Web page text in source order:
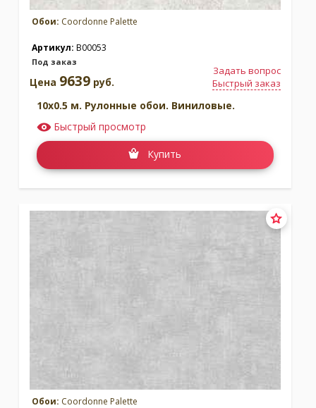
Коллекция:
Бренд:Coordonne
Под заказ
Коллекция:
Random Metallics
Обои: Coordonne Palette
Артикул: B00053
Под заказ
Задать вопрос
Быстрый заказ
Цена 9639 руб.
10x0.5 м. Рулонные обои. Виниловые.
Быстрый просмотр
Купить
Обои: Coordonne Palette